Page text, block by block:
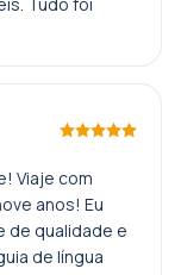
Viaje com
anos! Eu
de qualidade e
de língua